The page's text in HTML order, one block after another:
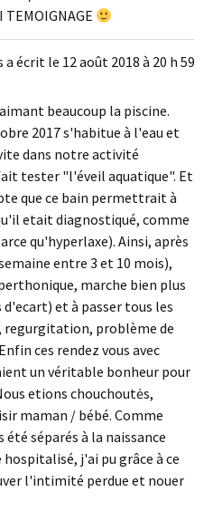
TEMOIGNAGE
a écrit le 12 août 2018 à 20 h 59
beaucoup la piscine.
2017 s'habitue à l'eau et
dans notre activité
tester "l'éveil aquatique". Et
que ce bain permettrait à
etait diagnostiqué, comme
qu'hyperlaxe). Ainsi, après
entre 3 et 10 mois),
marche bien plus
et à passer tous les
problème de
ces rendez vous avec
un véritable bonheur pour
etions chouchoutės,
maman / bébé. Comme
séparés à la naissance
j'ai pu grâce à ce
l'intimité perdue et nouer